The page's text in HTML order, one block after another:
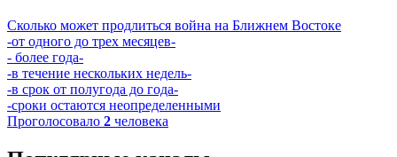
Сколько может продлиться война на Ближнем Востоке
-от одного до трех месяцев-
- более года-
-в течение нескольких недель-
-в срок от полугода до года-
-сроки остаются неопределенными
Проголосовало 2 человека